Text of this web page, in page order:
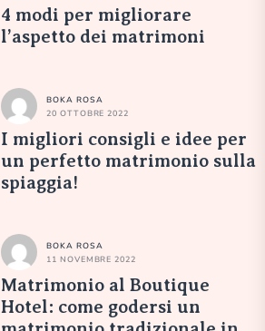
4 modi per migliorare
l’aspetto dei matrimoni
BOKA ROSA
20 OTTOBRE 2022
I migliori consigli e idee per
un perfetto matrimonio sulla
spiaggia!
BOKA ROSA
11 NOVEMBRE 2022
Matrimonio al Boutique
Hotel: come godersi un